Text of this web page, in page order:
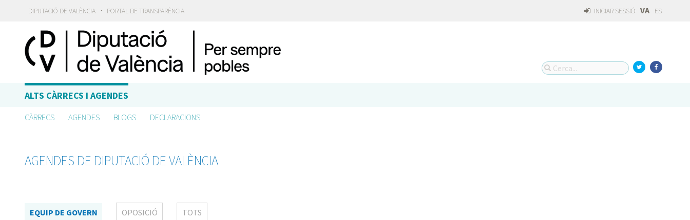
DIPUTACIÓ DE VALÈNCIA · PORTAL DE TRANSPARÈNCIA INICIAR SESSIÓ VA ES
ALTS CÀRRECS I AGENDES
CÀRRECS AGENDES BLOGS DECLARACIONS
AGENDES DE DIPUTACIÓ DE VALÈNCIA
EQUIP DE GOVERN OPOSICIÓ TOTS